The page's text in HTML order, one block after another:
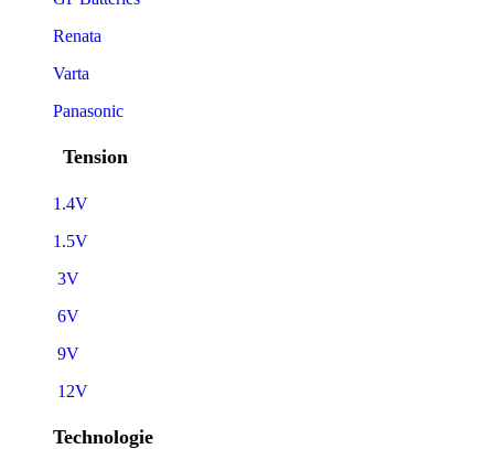
Renata
Varta
Panasonic
Tension
1.4V
1.5V
3V
6V
9V
12V
Technologie